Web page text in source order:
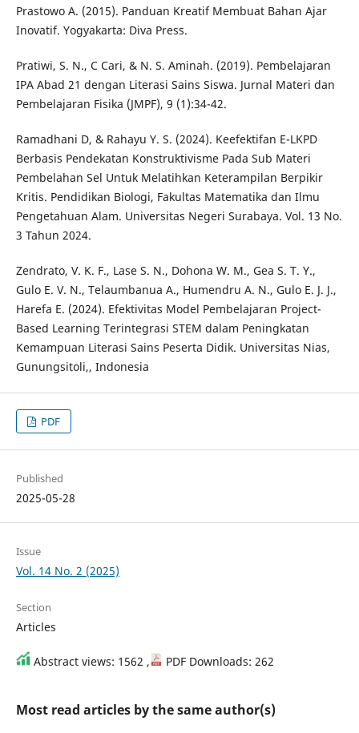
Prastowo A. (2015). Panduan Kreatif Membuat Bahan Ajar
Inovatif. Yogyakarta: Diva Press.
Pratiwi, S. N., C Cari, & N. S. Aminah. (2019). Pembelajaran
IPA Abad 21 dengan Literasi Sains Siswa. Jurnal Materi dan
Pembelajaran Fisika (JMPF), 9 (1):34-42.
Ramadhani D, & Rahayu Y. S. (2024). Keefektifan E-LKPD
Berbasis Pendekatan Konstruktivisme Pada Sub Materi
Pembelahan Sel Untuk Melatihkan Keterampilan Berpikir
Kritis. Pendidikan Biologi, Fakultas Matematika dan Ilmu
Pengetahuan Alam. Universitas Negeri Surabaya. Vol. 13 No.
3 Tahun 2024.
Zendrato, V. K. F., Lase S. N., Dohona W. M., Gea S. T. Y.,
Gulo E. V. N., Telaumbanua A., Humendru A. N., Gulo E. J. J.,
Harefa E. (2024). Efektivitas Model Pembelajaran Project-
Based Learning Terintegrasi STEM dalam Peningkatan
Kemampuan Literasi Sains Peserta Didik. Universitas Nias,
Gunungsitoli,, Indonesia
PDF
Published
2025-05-28
Issue
Vol. 14 No. 2 (2025)
Section
Articles
Abstract views: 1562 , PDF Downloads: 262
Most read articles by the same author(s)